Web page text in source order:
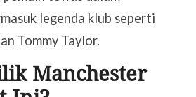
legenda klub seperti
Tommy Taylor.
Manchester